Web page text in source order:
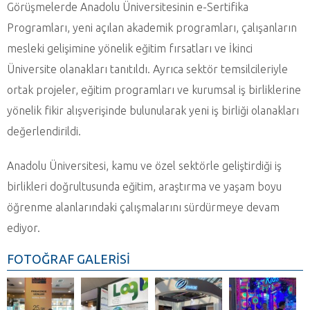
Görüşmelerde Anadolu Üniversitesinin e-Sertifika
Programları, yeni açılan akademik programları, çalışanların
mesleki gelişimine yönelik eğitim fırsatları ve İkinci
Üniversite olanakları tanıtıldı. Ayrıca sektör temsilcileriyle
ortak projeler, eğitim programları ve kurumsal iş birliklerine
yönelik fikir alışverişinde bulunularak yeni iş birliği olanakları
değerlendirildi.
Anadolu Üniversitesi, kamu ve özel sektörle geliştirdiği iş
birlikleri doğrultusunda eğitim, araştırma ve yaşam boyu
öğrenme alanlarındaki çalışmalarını sürdürmeye devam
ediyor.
FOTOĞRAF GALERİSİ